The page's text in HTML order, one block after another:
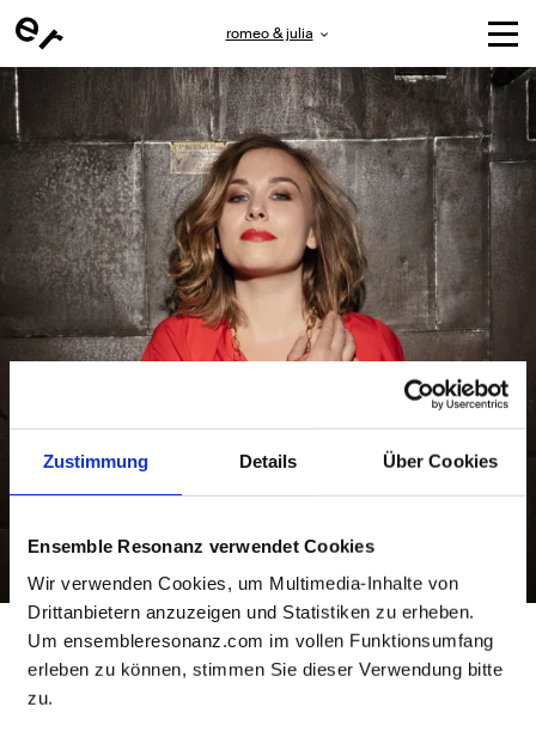
Zustimmung Details Über Cookies
Ensemble Resonanz verwendet Cookies
Wir verwenden Cookies, um Multimedia-Inhalte von
Drittanbietern anzuzeigen und Statistiken zu erheben.
Um ensembleresonanz.com im vollen Funktionsumfang
erleben zu können, stimmen Sie dieser Verwendung bitte
zu.
romeo & julia
romeo & julia
So, 22.02.2026, 19:00 Uhr
Kölner Philharmonie